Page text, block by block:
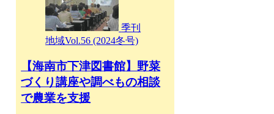
季刊
地域Vol.56 (2024冬号)
【海南市下津図書館】野菜
づくり講座や調べもの相談
で農業を支援